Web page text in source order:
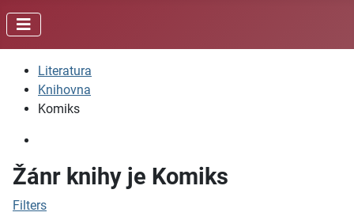
Literatura
Knihovna
Komiks
Žánr knihy je Komiks
Filters